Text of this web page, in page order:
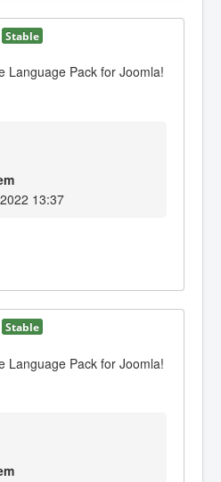
Stable
Language Pack for Joomla!
13:37
Stable
Language Pack for Joomla!